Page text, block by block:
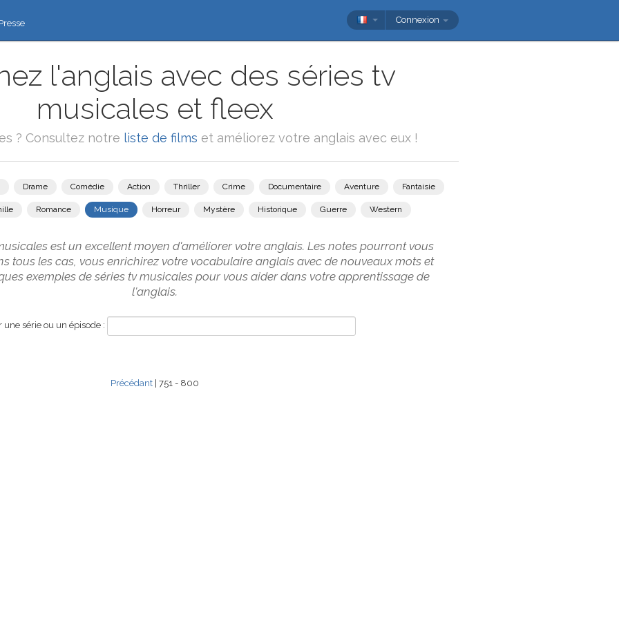
Connexion
l'anglais avec des séries tv
musicales et fleex
? Consultez notre liste de films et améliorez votre anglais avec eux !
Drame Comédie Action Thriller Crime Documentaire Aventure Fantaisie
Romance Musique Horreur Mystère Historique Guerre Western
est un excellent moyen d'améliorer votre anglais. Les notes pourront vous
tous les cas, vous enrichirez votre vocabulaire anglais avec de nouveaux mots et
exemples de séries tv musicales pour vous aider dans votre apprentissage de
l'anglais.
une série ou un épisode :
Précédant | 751 - 800